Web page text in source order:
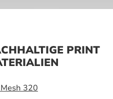
PRINT
320